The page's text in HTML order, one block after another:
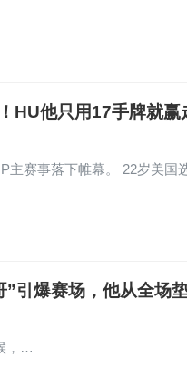
HU他只用17手牌就赢
主赛事落下帷幕。 22岁美国
”引爆赛场，他从全场
，…